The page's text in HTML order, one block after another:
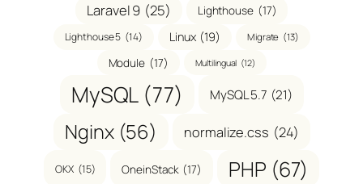
Laravel 9 (25) Lighthouse (17)
Lighthouse 5 (14) Linux (19) Migrate (13)
Module (17) Multilingual (12)
MySQL (77) MySQL 5.7 (21)
Nginx (56) normalize.css (24)
OKX (15) OneinStack (17) PHP (67)